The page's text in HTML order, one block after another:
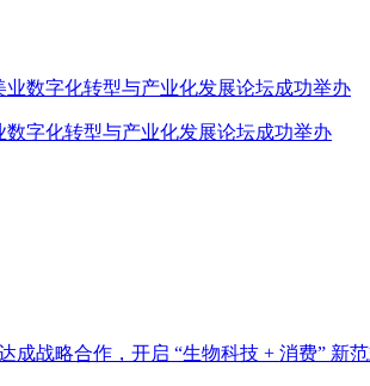
数字化转型与产业化发展论坛成功举办